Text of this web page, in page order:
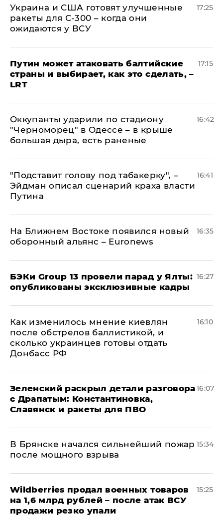
Украина и США готовят улучшенные
ракеты для С-300 – когда они
ожидаются у ВСУ
17:25
Путин может атаковать балтийские
страны и выбирает, как это сделать, –
LRT
17:15
Оккупанты ударили по стадиону
"Черноморец" в Одессе – в крыше
большая дыра, есть раненые
16:42
​"Подставит голову под табакерку", –
Эйдман описал сценарий краха власти
Путина
16:41
На Ближнем Востоке появился новый
оборонный альянс – Euronews
16:35
​БЭКи Group 13 провели парад у Ялты:
опубликованы эксклюзивные кадры
16:27
Как изменилось мнение киевлян
после обстрелов баллистикой, и
сколько украинцев готовы отдать
Донбасс РФ
16:10
​Зеленский раскрыл детали разговора
с Драпатым: Константиновка,
Славянск и ракеты для ПВО
16:07
В Брянске начался сильнейший пожар
после мощного взрыва
15:34
​Wildberries продал военных товаров
на 1,6 млрд рублей – после атак ВСУ
продажи резко упали
15:25